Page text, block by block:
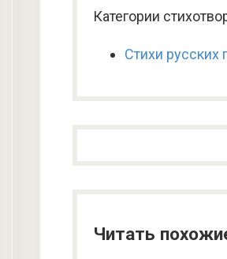
Категории
Стихи русских
Читать